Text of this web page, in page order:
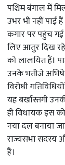
पश्चिम बंगाल में
उभर भी नहीं पाईं
कगार पर पहुंच गई
लिए आतुर दिख
को लालयित हैं।
उनके भतीजे
विरोधी
यह बर्खास्तगी
ही विधायक इस
नया दल बनाया
राज्यसभा सदस्य
हैं।